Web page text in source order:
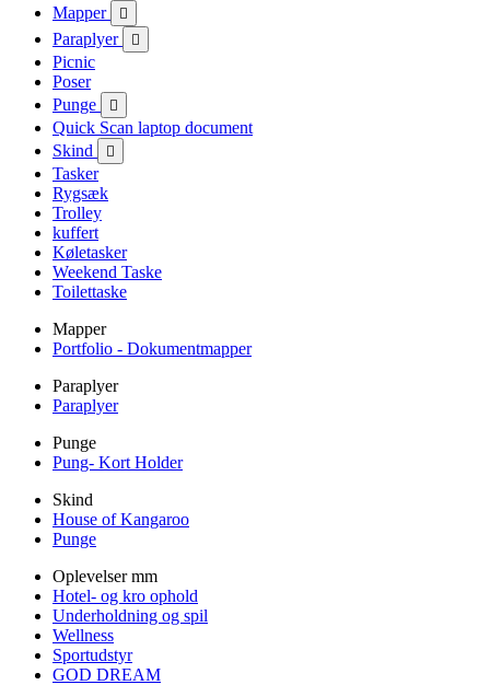
Mapper

Paraplyer 
Picnic
Poser
Punge

Quick Scan laptop document
Skind

Tasker
Rygsæk
Trolley
kuffert
Køletasker
Weekend Taske
Toilettaske
Mapper
Portfolio - Dokumentmapper
Paraplyer
Paraplyer
Punge
Pung- Kort Holder
Skind
House of Kangaroo
Punge
Oplevelser mm
Hotel- og kro ophold
Underholdning og spil
Wellness
Sportudstyr
GOD DREAM